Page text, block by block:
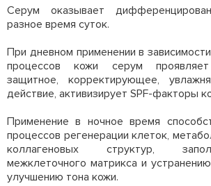
Серум оказывает
разное время суток.
При дневном применении в
процессов кожи серум проявляет
защитное, корректирующее,
действие, активизирует SPF-факторы
Применение в ночное время
процессов регенерации клеток,
коллагеновых структур,
межклеточного матрикса и
улучшению тона кожи.